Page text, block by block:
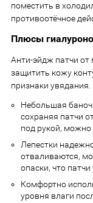
поместить в
противоотёчное
Плюсы
Анти-эйдж патчи от
защитить кожу
признаки увядания.
Небольшая
сохраняя патчи
под рукой, можно
Лепестки
отваливаются,
опаски, что
Комфортно
уровня влаги